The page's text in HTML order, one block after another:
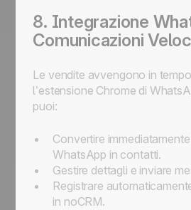
8. Integrazione
Comunicazioni
Le vendite avvengono in
l’estensione Chrome di
puoi:
Convertire
WhatsApp in contatti.
Gestire dettagli e inviare
Registrare
in noCRM.